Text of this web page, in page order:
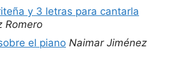
y 3 letras para cantarla
Romero
el piano Naimar Jiménez